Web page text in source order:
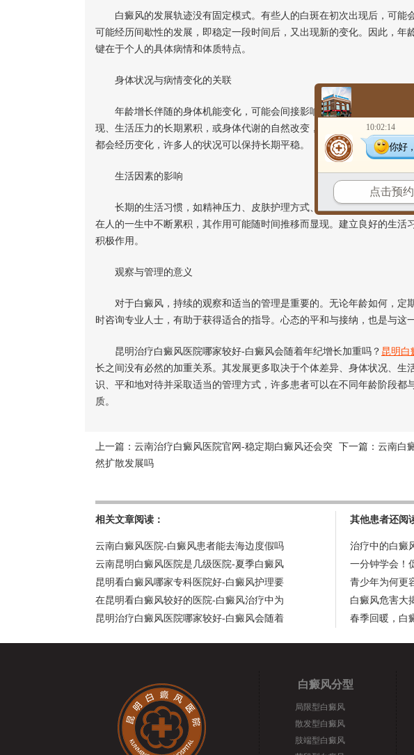
白癜风的发展轨迹没有固定模式。有些人的白斑在初次出现后，可能
可能经历间歇性的发展，即稳定一段时间后，又出现新的变化。因此，年
键在于个人的具体病情和体质特点。
身体状况与病情变化的关联
年龄增长伴随的身体机能变化，可能会间接影响皮肤状态和免疫系统的
现、生活压力的长期累积，或身体代谢的自然改变，都可能成为潜在的关
都会经历变化，许多人的状况可以保持长期平稳。
生活因素的影响
长期的生活习惯，如精神压力、皮肤护理方式、饮食均衡与否等，都
在人的一生中不断累积，其作用可能随时间推移而显现。建立良好的生活
积极作用。
观察与管理的意义
对于白癜风，持续的观察和适当的管理是重要的。无论年龄如何，定
时咨询专业人士，有助于获得适合的指导。心态的平和与接纳，也是与这
昆明治疗白癜风医院哪家较好-白癜风会随着年纪增长加重吗？ 昆明白
长之间没有必然的加重关系。其发展更多取决于个体差异、身体状况、生
识、平和地对待并采取适当的管理方式，许多患者可以在不同年龄阶段都
质。
上一篇： 云南治疗白癜风医院官网-稳定期白癜风还会突
然扩散发展吗
下一篇： 云南白
相关文章阅读：
云南白癜风医院-白癜风患者能去海边度假吗
云南昆明白癜风医院是几级医院-夏季白癜风
昆明看白癜风哪家专科医院好-白癜风护理要
在昆明看白癜风较好的医院-白癜风治疗中为
昆明治疗白癜风医院哪家较好-白癜风会随着
其他患者还阅
治疗中的白癜
一分钟学会！
青少年为何更
白癜风危害大
春季回暖，白
白癜风分型
局限型白癜风
散发型白癜风
肢端型白癜风
10:02:14
你好
点击预约